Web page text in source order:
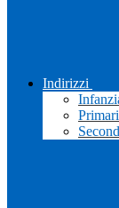
Indirizzi